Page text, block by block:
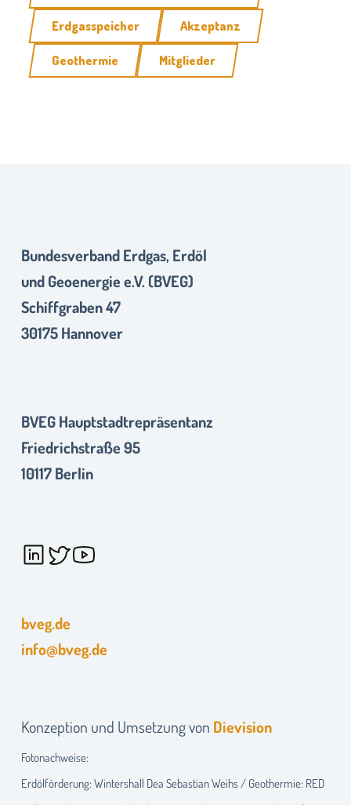
Erdgasspeicher Akzeptanz
Geothermie Mitglieder
Bundesverband Erdgas, Erdöl
und Geoenergie e.V. (BVEG)
Schiffgraben 47
30175 Hannover
BVEG Hauptstadtrepräsentanz
Friedrichstraße 95
10117 Berlin
bveg.de
info@bveg.de
Konzeption und Umsetzung von Dievision
Fotonachweise:
Erdölförderung: Wintershall Dea Sebastian Weihs / Geothermie: RED